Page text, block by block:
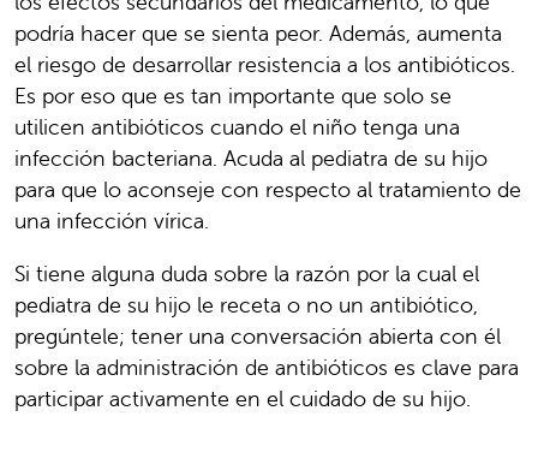
podría hacer que se sienta peor. Además, aumenta
el riesgo de desarrollar resistencia a los antibióticos.
Es por eso que es tan importante que solo se
utilicen antibióticos cuando el niño tenga una
infección bacteriana. Acuda al pediatra de su hijo
para que lo aconseje con respecto al tratamiento de
una infección vírica.
Si tiene alguna duda sobre la razón por la cual el
pediatra de su hijo le receta o no un antibiótico,
pregúntele; tener una conversación abierta con él
sobre la administración de antibióticos es clave para
participar activamente en el cuidado de su hijo.